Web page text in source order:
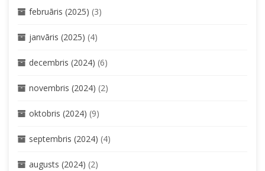
februāris (2025) (3)
janvāris (2025) (4)
decembris (2024) (6)
novembris (2024) (2)
oktobris (2024) (9)
septembris (2024) (4)
augusts (2024) (2)